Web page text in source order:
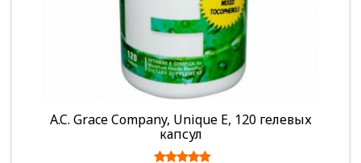
A.C. Grace Company, Unique E, 120 гелевых
капсул